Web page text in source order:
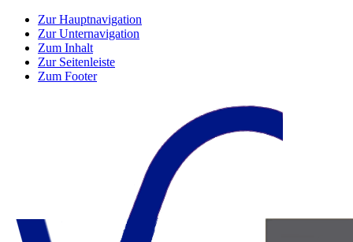
Zur Hauptnavigation
Zur Unternavigation
Zum Inhalt
Zur Seitenleiste
Zum Footer